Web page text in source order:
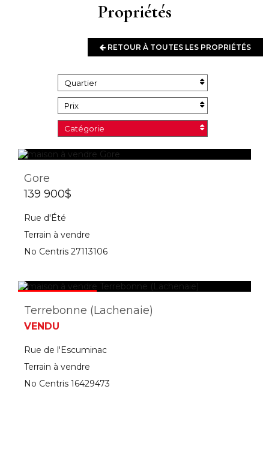
Propriétés
RETOUR À TOUTES LES PROPRIÉTÉS
Quartier
Prix
Catégorie
Gore
139 900$
Rue d'Été
Terrain à vendre
No Centris 27113106
Terrebonne (Lachenaie)
VENDU
Rue de l'Escuminac
Terrain à vendre
No Centris 16429473